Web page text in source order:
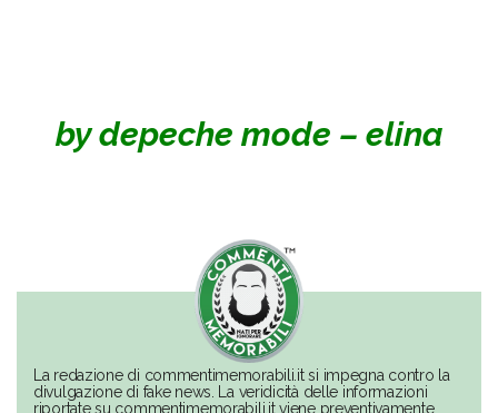
by depeche mode – elina
La redazione di commentimemorabili.it si impegna contro la
divulgazione di fake news. La veridicità delle informazioni
riportate su commentimemorabili.it viene preventivamente